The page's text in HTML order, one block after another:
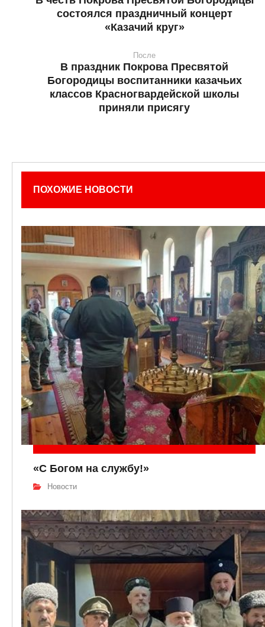
состоялся праздничный концерт
«Казачий круг»
После
В праздник Покрова Пресвятой
Богородицы воспитанники казачьих
классов Красногвардейской школы
приняли присягу
ПОХОЖИЕ НОВОСТИ
«С Богом на службу!»
Новости